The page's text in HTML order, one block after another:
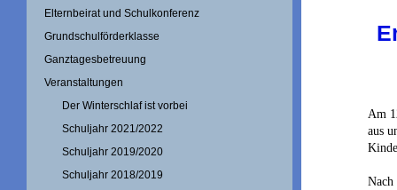
Elternbeirat und Schulkonferenz
Grundschulförderklasse
Ganztagesbetreuung
Veranstaltungen
Der Winterschlaf ist vorbei
Schuljahr 2021/2022
Schuljahr 2019/2020
Schuljahr 2018/2019
Am
aus
Nach